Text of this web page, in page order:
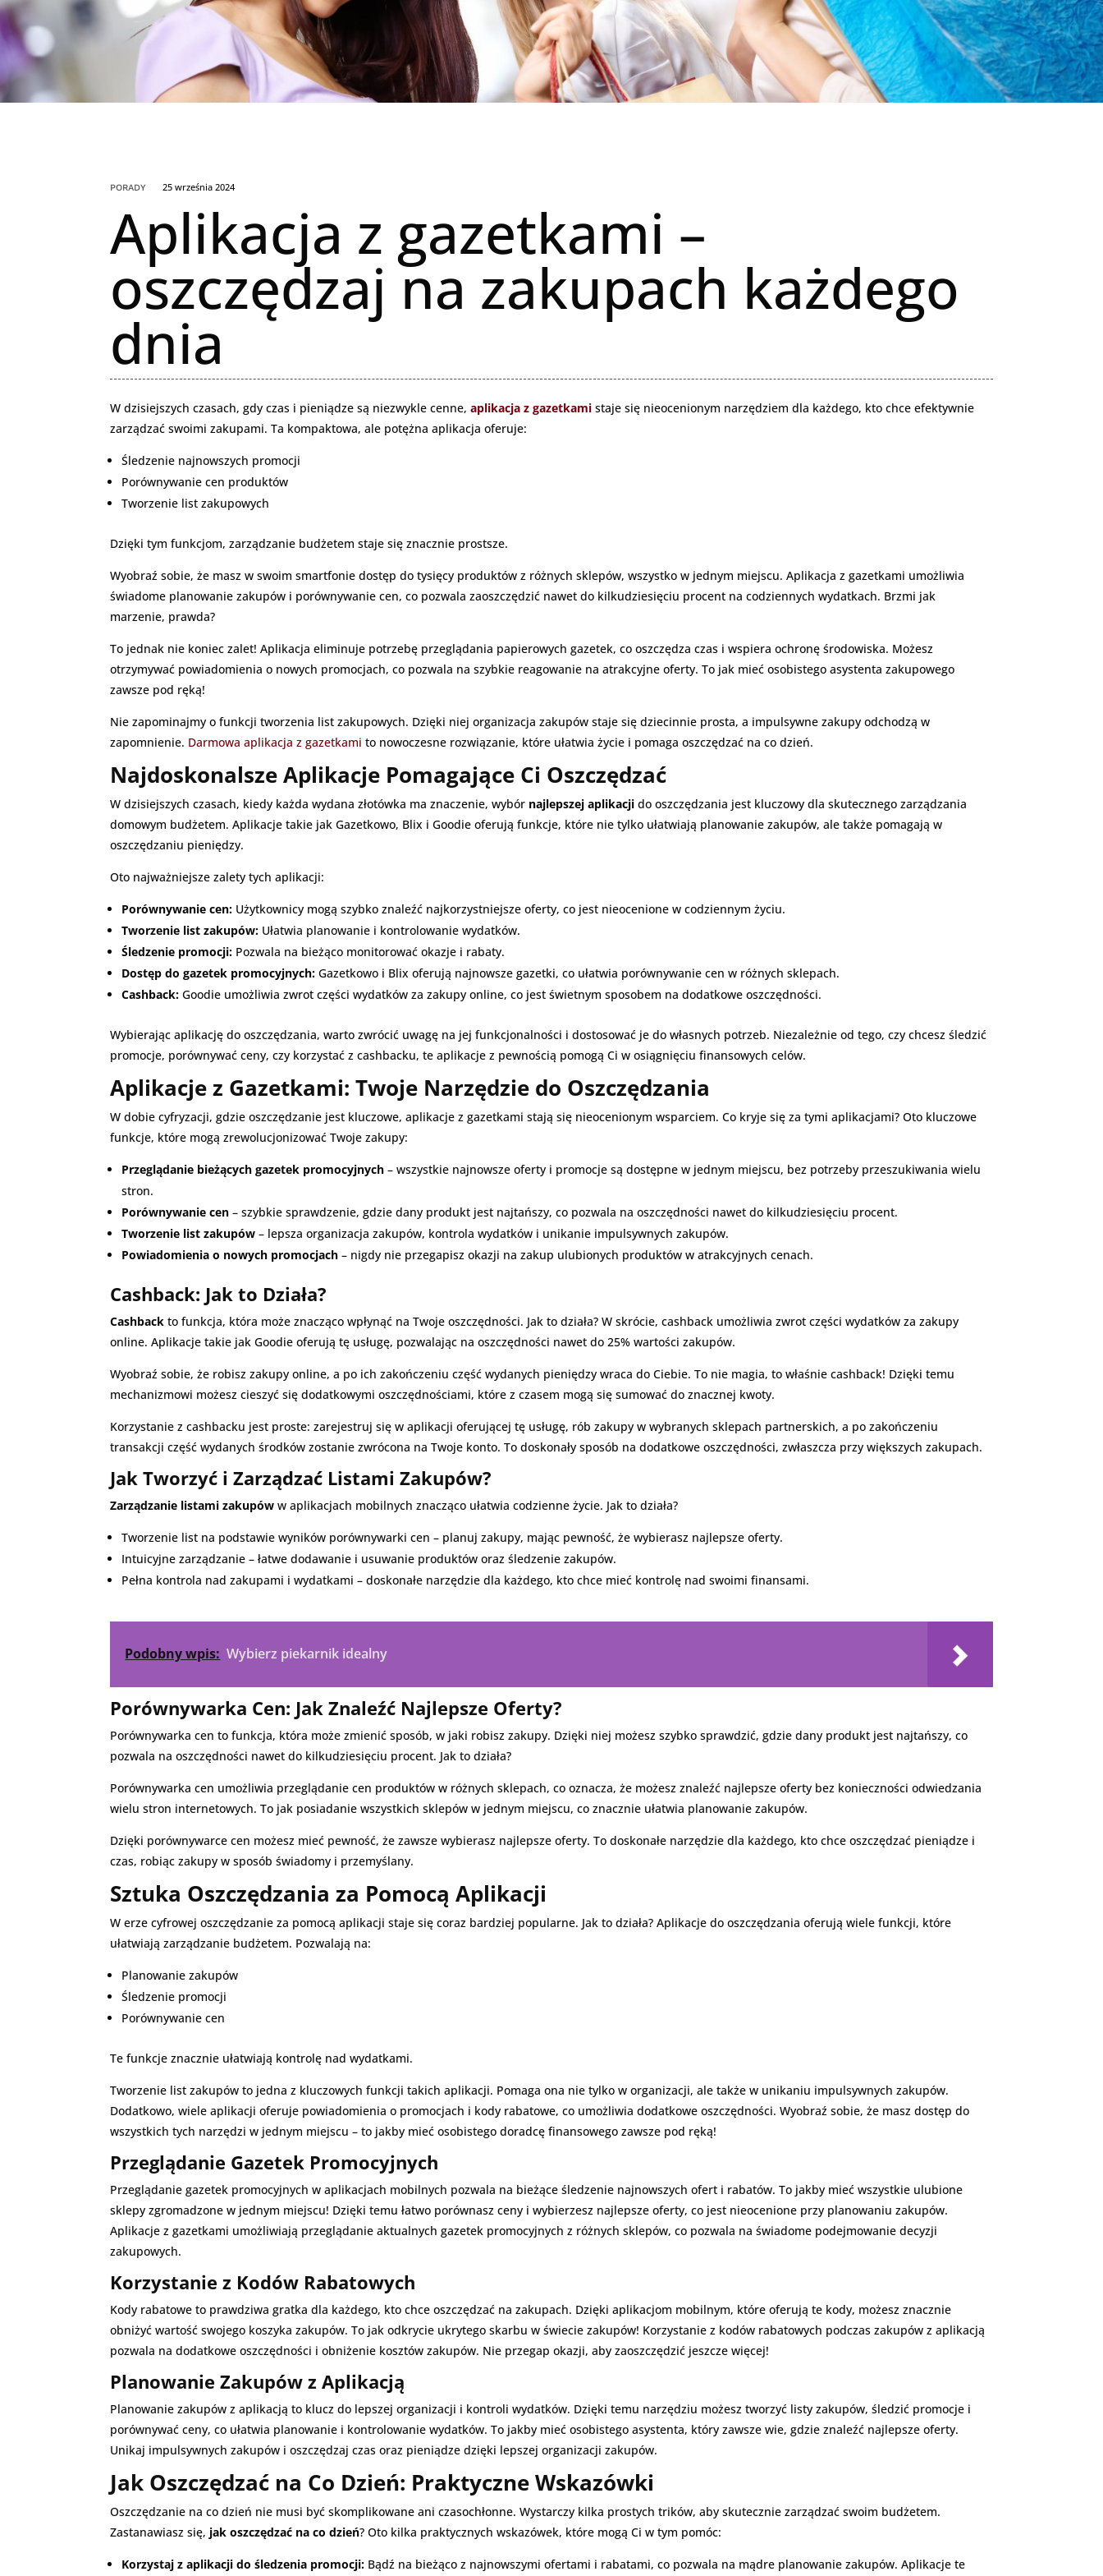
PORADY 25 września 2024
Aplikacja z gazetkami –
oszczędzaj na zakupach każdego
dnia
W dzisiejszych czasach, gdy czas i pieniądze są niezwykle cenne,aplikacja z gazetkami staje się nieocenionym narzędziem dla każdego, kto chce efektywnie
zarządzać swoimi zakupami. Ta kompaktowa, ale potężna aplikacja oferuje:
Śledzenie najnowszych promocji
Porównywanie cen produktów
Tworzenie list zakupowych
Dzięki tym funkcjom, zarządzanie budżetem staje się znacznie prostsze.
Wyobraź sobie, że masz w swoim smartfonie dostęp do tysięcy produktów z różnych sklepów, wszystko w jednym miejscu. Aplikacja z gazetkami umożliwia
świadome planowanie zakupów i porównywanie cen, co pozwala zaoszczędzić nawet do kilkudziesięciu procent na codziennych wydatkach. Brzmi jak
marzenie, prawda?
To jednak nie koniec zalet! Aplikacja eliminuje potrzebę przeglądania papierowych gazetek, co oszczędza czas i wspiera ochronę środowiska. Możesz
otrzymywać powiadomienia o nowych promocjach, co pozwala na szybkie reagowanie na atrakcyjne oferty. To jak mieć osobistego asystenta zakupowego
zawsze pod ręką!
Nie zapominajmy o funkcji tworzenia list zakupowych. Dzięki niej organizacja zakupów staje się dziecinnie prosta, a impulsywne zakupy odchodzą w
zapomnienie. Darmowa aplikacja z gazetkami to nowoczesne rozwiązanie, które ułatwia życie i pomaga oszczędzać na co dzień.
Najdoskonalsze Aplikacje Pomagające Ci Oszczędzać
W dzisiejszych czasach, kiedy każda wydana złotówka ma znaczenie, wybór najlepszej aplikacji do oszczędzania jest kluczowy dla skutecznego zarządzania
domowym budżetem. Aplikacje takie jak Gazetkowo, Blix i Goodie oferują funkcje, które nie tylko ułatwiają planowanie zakupów, ale także pomagają w
oszczędzaniu pieniędzy.
Oto najważniejsze zalety tych aplikacji:
Porównywanie cen: Użytkownicy mogą szybko znaleźć najkorzystniejsze oferty, co jest nieocenione w codziennym życiu.
Tworzenie list zakupów: Ułatwia planowanie i kontrolowanie wydatków.
Śledzenie promocji: Pozwala na bieżąco monitorować okazje i rabaty.
Dostęp do gazetek promocyjnych: Gazetkowo i Blix oferują najnowsze gazetki, co ułatwia porównywanie cen w różnych sklepach.
Cashback: Goodie umożliwia zwrot części wydatków za zakupy online, co jest świetnym sposobem na dodatkowe oszczędności.
Wybierając aplikację do oszczędzania, warto zwrócić uwagę na jej funkcjonalności i dostosować je do własnych potrzeb. Niezależnie od tego, czy chcesz śledzić
promocje, porównywać ceny, czy korzystać z cashbacku, te aplikacje z pewnością pomogą Ci w osiągnięciu finansowych celów.
Aplikacje z Gazetkami: Twoje Narzędzie do Oszczędzania
W dobie cyfryzacji, gdzie oszczędzanie jest kluczowe, aplikacje z gazetkami stają się nieocenionym wsparciem. Co kryje się za tymi aplikacjami? Oto kluczowe
funkcje, które mogą zrewolucjonizować Twoje zakupy:
Przeglądanie bieżących gazetek promocyjnych – wszystkie najnowsze oferty i promocje są dostępne w jednym miejscu, bez potrzeby przeszukiwania wielu
stron.
Porównywanie cen – szybkie sprawdzenie, gdzie dany produkt jest najtańszy, co pozwala na oszczędności nawet do kilkudziesięciu procent.
Tworzenie list zakupów – lepsza organizacja zakupów, kontrola wydatków i unikanie impulsywnych zakupów.
Powiadomienia o nowych promocjach – nigdy nie przegapisz okazji na zakup ulubionych produktów w atrakcyjnych cenach.
Cashback: Jak to Działa?
Cashback to funkcja, która może znacząco wpłynąć na Twoje oszczędności. Jak to działa? W skrócie, cashback umożliwia zwrot części wydatków za zakupy
online. Aplikacje takie jak Goodie oferują tę usługę, pozwalając na oszczędności nawet do 25% wartości zakupów.
Wyobraź sobie, że robisz zakupy online, a po ich zakończeniu część wydanych pieniędzy wraca do Ciebie. To nie magia, to właśnie cashback! Dzięki temu
mechanizmowi możesz cieszyć się dodatkowymi oszczędnościami, które z czasem mogą się sumować do znacznej kwoty.
Korzystanie z cashbacku jest proste: zarejestruj się w aplikacji oferującej tę usługę, rób zakupy w wybranych sklepach partnerskich, a po zakończeniu
transakcji część wydanych środków zostanie zwrócona na Twoje konto. To doskonały sposób na dodatkowe oszczędności, zwłaszcza przy większych zakupach.
Jak Tworzyć i Zarządzać Listami Zakupów?
Zarządzanie listami zakupów w aplikacjach mobilnych znacząco ułatwia codzienne życie. Jak to działa?
Tworzenie list na podstawie wyników porównywarki cen – planuj zakupy, mając pewność, że wybierasz najlepsze oferty.
Intuicyjne zarządzanie – łatwe dodawanie i usuwanie produktów oraz śledzenie zakupów.
Pełna kontrola nad zakupami i wydatkami – doskonałe narzędzie dla każdego, kto chce mieć kontrolę nad swoimi finansami.
Podobny wpis: Wybierz piekarnik idealny
Porównywarka Cen: Jak Znaleźć Najlepsze Oferty?
Porównywarka cen to funkcja, która może zmienić sposób, w jaki robisz zakupy. Dzięki niej możesz szybko sprawdzić, gdzie dany produkt jest najtańszy, co
pozwala na oszczędności nawet do kilkudziesięciu procent. Jak to działa?
Porównywarka cen umożliwia przeglądanie cen produktów w różnych sklepach, co oznacza, że możesz znaleźć najlepsze oferty bez konieczności odwiedzania
wielu stron internetowych. To jak posiadanie wszystkich sklepów w jednym miejscu, co znacznie ułatwia planowanie zakupów.
Dzięki porównywarce cen możesz mieć pewność, że zawsze wybierasz najlepsze oferty. To doskonałe narzędzie dla każdego, kto chce oszczędzać pieniądze i
czas, robiąc zakupy w sposób świadomy i przemyślany.
Sztuka Oszczędzania za Pomocą Aplikacji
W erze cyfrowej oszczędzanie za pomocą aplikacji staje się coraz bardziej popularne. Jak to działa? Aplikacje do oszczędzania oferują wiele funkcji, które
ułatwiają zarządzanie budżetem. Pozwalają na:
Planowanie zakupów
Śledzenie promocji
Porównywanie cen
Te funkcje znacznie ułatwiają kontrolę nad wydatkami.
Tworzenie list zakupów to jedna z kluczowych funkcji takich aplikacji. Pomaga ona nie tylko w organizacji, ale także w unikaniu impulsywnych zakupów.
Dodatkowo, wiele aplikacji oferuje powiadomienia o promocjach i kody rabatowe, co umożliwia dodatkowe oszczędności. Wyobraź sobie, że masz dostęp do
wszystkich tych narzędzi w jednym miejscu – to jakby mieć osobistego doradcę finansowego zawsze pod ręką!
Przeglądanie Gazetek Promocyjnych
Przeglądanie gazetek promocyjnych w aplikacjach mobilnych pozwala na bieżące śledzenie najnowszych ofert i rabatów. To jakby mieć wszystkie ulubione
sklepy zgromadzone w jednym miejscu! Dzięki temu łatwo porównasz ceny i wybierzesz najlepsze oferty, co jest nieocenione przy planowaniu zakupów.
Aplikacje z gazetkami umożliwiają przeglądanie aktualnych gazetek promocyjnych z różnych sklepów, co pozwala na świadome podejmowanie decyzji
zakupowych.
Korzystanie z Kodów Rabatowych
Kody rabatowe to prawdziwa gratka dla każdego, kto chce oszczędzać na zakupach. Dzięki aplikacjom mobilnym, które oferują te kody, możesz znacznie
obniżyć wartość swojego koszyka zakupów. To jak odkrycie ukrytego skarbu w świecie zakupów! Korzystanie z kodów rabatowych podczas zakupów z aplikacją
pozwala na dodatkowe oszczędności i obniżenie kosztów zakupów. Nie przegap okazji, aby zaoszczędzić jeszcze więcej!
Planowanie Zakupów z Aplikacją
Planowanie zakupów z aplikacją to klucz do lepszej organizacji i kontroli wydatków. Dzięki temu narzędziu możesz tworzyć listy zakupów, śledzić promocje i
porównywać ceny, co ułatwia planowanie i kontrolowanie wydatków. To jakby mieć osobistego asystenta, który zawsze wie, gdzie znaleźć najlepsze oferty.
Unikaj impulsywnych zakupów i oszczędzaj czas oraz pieniądze dzięki lepszej organizacji zakupów.
Jak Oszczędzać na Co Dzień: Praktyczne Wskazówki
Oszczędzanie na co dzień nie musi być skomplikowane ani czasochłonne. Wystarczy kilka prostych trików, aby skutecznie zarządzać swoim budżetem.
Zastanawiasz się, jak oszczędzać na co dzień? Oto kilka praktycznych wskazówek, które mogą Ci w tym pomóc:
Korzystaj z aplikacji do śledzenia promocji: Bądź na bieżąco z najnowszymi ofertami i rabatami, co pozwala na mądre planowanie zakupów. Aplikacje te